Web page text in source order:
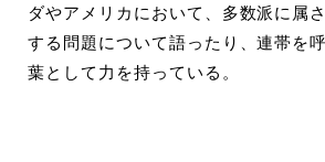
ダやアメリカにおいて、多数派に属
する問題について語ったり、連帯を
葉として力を持っている。